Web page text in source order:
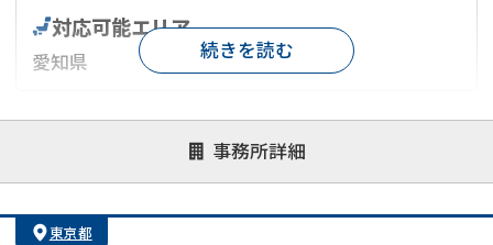
事務所詳細
対応可能エリア
愛知県
対応が親身 オンライン面談可能
レスポンスが早い
1億円以上の買取可
続きを読む
東京都